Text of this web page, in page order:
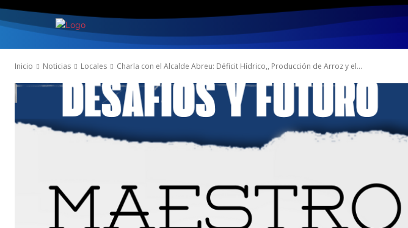
LOCALES NACIONALES
Inicio Noticias Locales Charla con el Alcalde Abreu: Déficit Hídrico,, Producción de Arroz y el...